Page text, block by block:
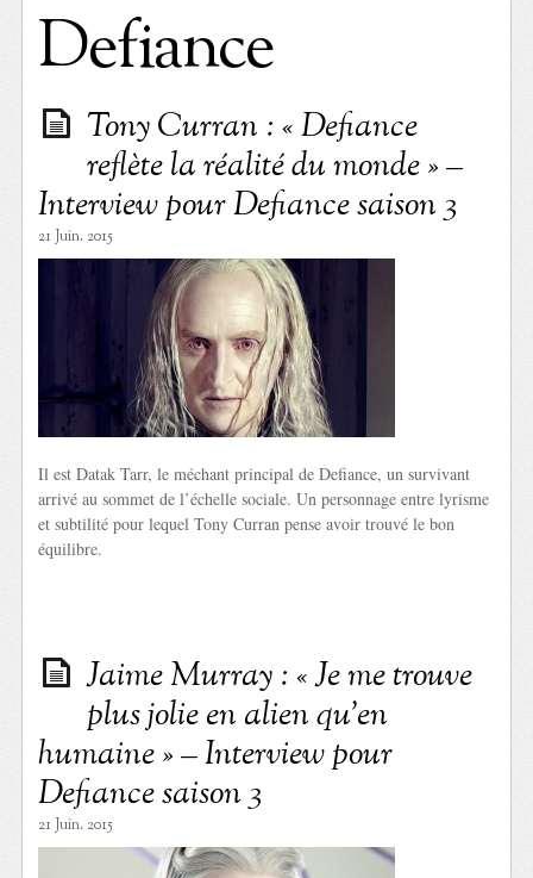
Defiance
Tony Curran : « Defiance
reflète la réalité du monde » –
Interview pour Defiance saison 3
21 Juin. 2015
Il est Datak Tarr, le méchant principal de Defiance, un survivant
arrivé au sommet de l’échelle sociale. Un personnage entre lyrisme
et subtilité pour lequel Tony Curran pense avoir trouvé le bon
équilibre.
Jaime Murray : « Je me trouve
plus jolie en alien qu’en
humaine » – Interview pour
Defiance saison 3
21 Juin. 2015